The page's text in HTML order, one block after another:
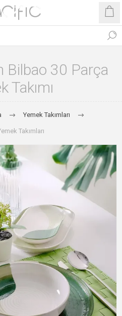
Bilbao 30 Parça
Takımı
Yemek Takımları
Takımları